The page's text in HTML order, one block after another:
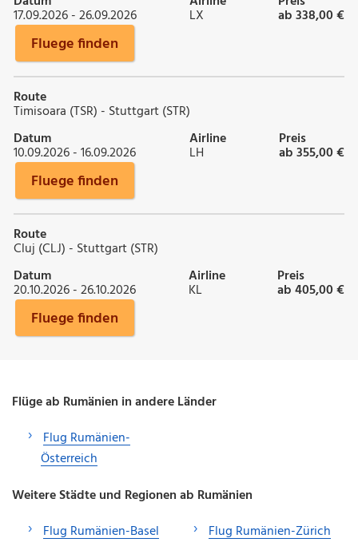
17.09.2026 - 26.09.2026 LX ab 338,00 €
Fluege finden
Route
Timisoara (TSR) - Stuttgart (STR)
Datum
10.09.2026 - 16.09.2026
Airline
LH
Preis
ab 355,00 €
Fluege finden
Route
Cluj (CLJ) - Stuttgart (STR)
Datum
20.10.2026 - 26.10.2026
Airline
KL
Preis
ab 405,00 €
Fluege finden
Flüge ab Rumänien in andere Länder
Flug Rumänien-
Österreich
Weitere Städte und Regionen ab Rumänien
Flug Rumänien-Basel
Flug Rumänien-Zürich